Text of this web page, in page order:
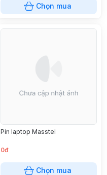
Chọn mua
Pin laptop Masstel
0đ
Chọn mua